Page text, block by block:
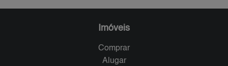
Imóveis
Comprar
Alugar